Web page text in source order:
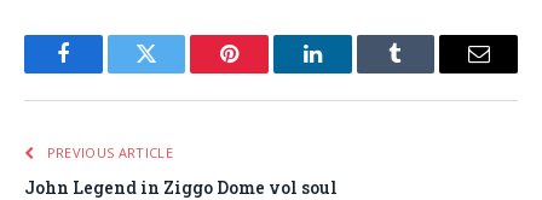
FacebookTwitter Pinterest LinkedInTumblr Email
PREVIOUS ARTICLE
John Legend in Ziggo Dome vol soul